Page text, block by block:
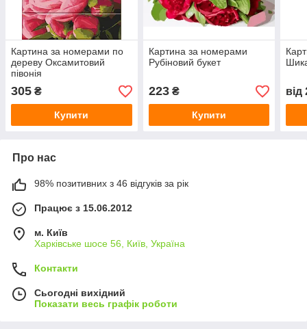
Картина за номерами по
дереву Оксамитовий
півонія
305 ₴
Купити
Картина за номерами
Рубіновий букет
223₴
Купити
від
Про нас
98% позитивних з 46 відгуків за рік
Працює з 15.06.2012
м. Київ
Харківське шосе 56, Київ, Україна
Контакти
Сьогодні вихідний
Показати весь графік роботи